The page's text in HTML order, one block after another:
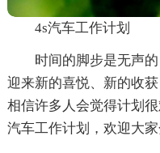
4s汽车工作计划
时间的脚步是无声
迎来新的喜悦、新的收
相信许多人会觉得计划
汽车工作计划，欢迎大家